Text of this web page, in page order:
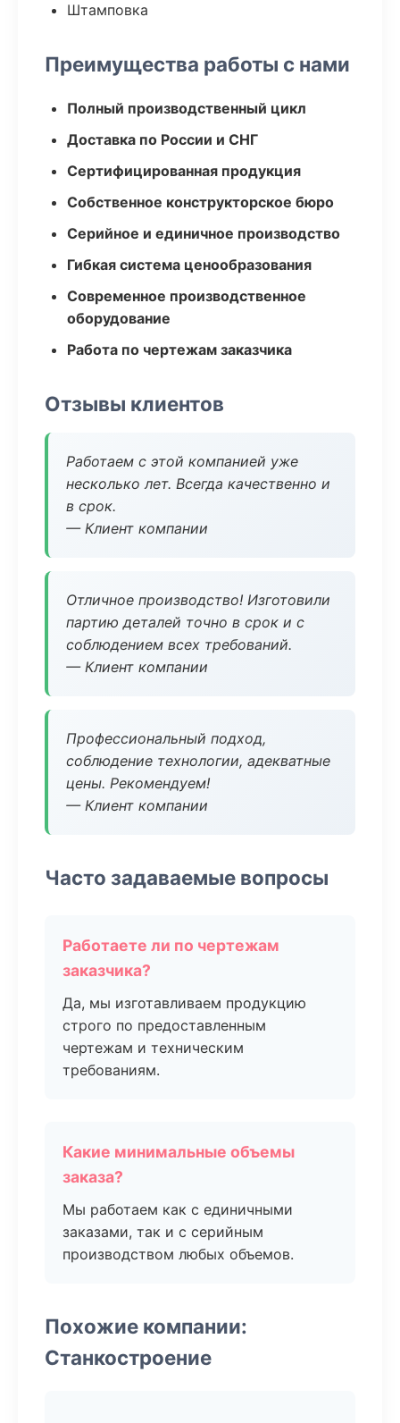
Штамповка
Преимущества работы с нами
Полный производственный цикл
Доставка по России и СНГ
Сертифицированная продукция
Собственное конструкторское бюро
Серийное и единичное производство
Гибкая система ценообразования
Современное производственное
оборудование
Работа по чертежам заказчика
Отзывы клиентов
Работаем с этой компанией уже
несколько лет. Всегда качественно и
в срок.
— Клиент компании
Отличное производство! Изготовили
партию деталей точно в срок и с
соблюдением всех требований.
— Клиент компании
Профессиональный подход,
соблюдение технологии, адекватные
цены. Рекомендуем!
— Клиент компании
Часто задаваемые вопросы
Работаете ли по чертежам
заказчика?
Да, мы изготавливаем продукцию
строго по предоставленным
чертежам и техническим
требованиям.
Какие минимальные объемы
заказа?
Мы работаем как с единичными
заказами, так и с серийным
производством любых объемов.
Похожие компании:
Станкостроение